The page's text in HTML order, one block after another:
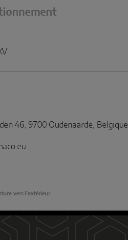
46, 9700 Oudenaarde, Belgique
vers l’extérieur